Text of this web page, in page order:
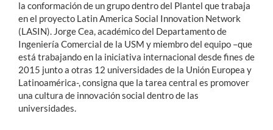
la conformación de un grupo dentro del Plantel que trabaja
en el proyecto Latin America Social Innovation Network
(LASIN). Jorge Cea, académico del Departamento de
Ingeniería Comercial de la USM y miembro del equipo –que
está trabajando en la iniciativa internacional desde fines de
2015 junto a otras 12 universidades de la Unión Europea y
Latinoamérica-, consigna que la tarea central es promover
una cultura de innovación social dentro de las
universidades.